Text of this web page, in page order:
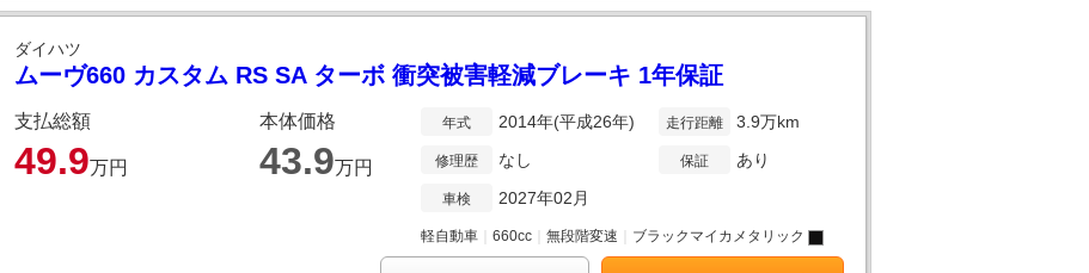
ダイハツ
ムーヴ660 カスタム RS SA ターボ 衝突被害軽減ブレーキ 1年保証
支払総額
49.9万円
本体価格
43.9万円
年式 2014年(平成26年)
修理歴 なし
車検 2027年02月
走行距離 3.9万km
保証 あり
軽自動車 660cc 無段階変速 ブラックマイカメタリック